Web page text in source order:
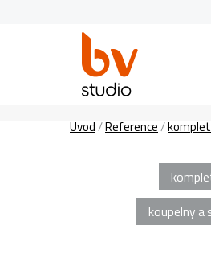
Úvod/Reference/
koupelny a